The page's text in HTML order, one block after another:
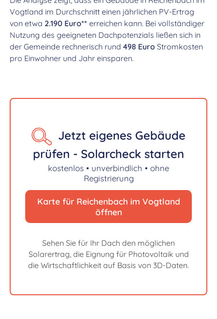
Vogtland im Durchschnitt einen jährlichen PV-Ertrag
von etwa 2.190 Euro** erreichen kann. Bei vollständiger
Nutzung des geeigneten Dachpotenzials ließen sich in
der Gemeinde rechnerisch rund 498 Euro Stromkosten
pro Einwohner und Jahr einsparen.
Jetzt eigenes Gebäude
prüfen - Solarcheck starten
kostenlos • unverbindlich • ohne
Registrierung
Karte für Reichenbach im Vogtland
öffnen
Sehen Sie für Ihr Dach den möglichen
Solarertrag, die Eignung für Photovoltaik und
die Wirtschaftlichkeit auf Basis von 3D-Daten.